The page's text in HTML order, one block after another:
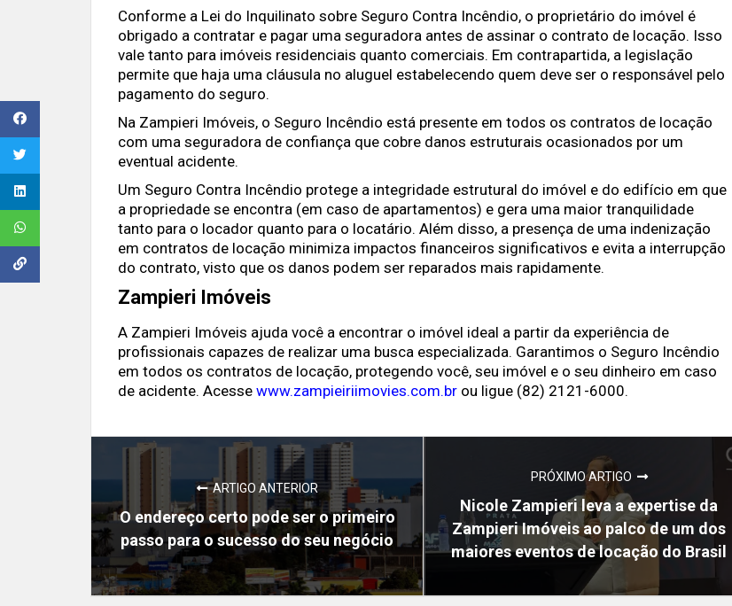
Conforme a Lei do Inquilinato sobre Seguro Contra Incêndio, o proprietário do imóvel é
obrigado a contratar e pagar uma seguradora antes de assinar o contrato de locação. Isso
vale tanto para imóveis residenciais quanto comerciais. Em contrapartida, a legislação
permite que haja uma cláusula no aluguel estabelecendo quem deve ser o responsável pelo
pagamento do seguro.
Na Zampieri Imóveis, o Seguro Incêndio está presente em todos os contratos de locação
com uma seguradora de confiança que cobre danos estruturais ocasionados por um
eventual acidente.
Um Seguro Contra Incêndio protege a integridade estrutural do imóvel e do edifício em que
a propriedade se encontra (em caso de apartamentos) e gera uma maior tranquilidade
tanto para o locador quanto para o locatário. Além disso, a presença de uma indenização
em contratos de locação minimiza impactos financeiros significativos e evita a interrupção
do contrato, visto que os danos podem ser reparados mais rapidamente.
Zampieri Imóveis
A Zampieri Imóveis ajuda você a encontrar o imóvel ideal a partir da experiência de
profissionais capazes de realizar uma busca especializada. Garantimos o Seguro Incêndio
em todos os contratos de locação, protegendo você, seu imóvel e o seu dinheiro em caso
de acidente. Acesse www.zampieiriimovies.com.br ou ligue (82) 2121-6000.
ARTIGO ANTERIOR
O endereço certo pode ser o primeiro
passo para o sucesso do seu negócio
PRÓXIMO ARTIGO
Nicole Zampieri leva a expertise da
Zampieri Imóveis ao palco de um dos
maiores eventos de locação do Brasil